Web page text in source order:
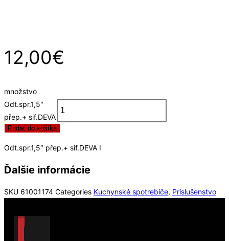
12,00€
množstvo
Odt.spr.1,5"
přep.+ sif.DEVA
Pridať do košíka
Odt.spr.1,5″ přep.+ sif.DEVA I
Ďalšie informácie
SKU 61001174 Categories Kuchynské spotrebiče, Príslušenstvo